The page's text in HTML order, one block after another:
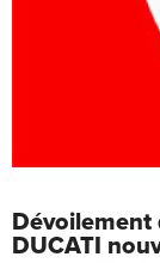
Dévoilement
DUCATI